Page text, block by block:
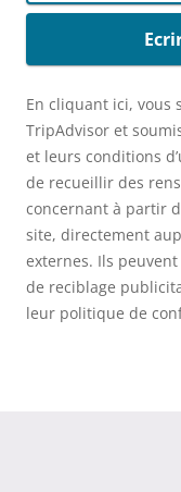
En cliquant ici, vous
TripAdvisor et
et leurs conditions
de recueillir des
concernant à partir
site, directement
externes. Ils
de reciblage
leur politique de